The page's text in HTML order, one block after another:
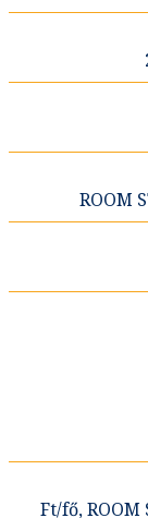
ROOM
Ft/fő, ROOM